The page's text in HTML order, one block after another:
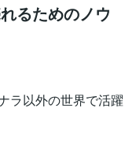
るためのノウ
ラ以外の世界で活躍